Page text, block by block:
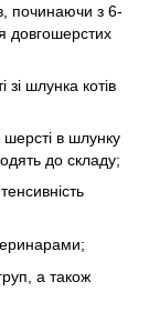
починаючи з 6-
довгошерстих
шлунка котів
в шлунку
до складу;
а також